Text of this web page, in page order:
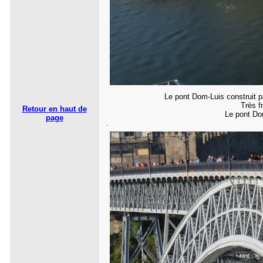
Retour en haut de
page
Le pont Dom-Luis construit
Très
Le pont
.